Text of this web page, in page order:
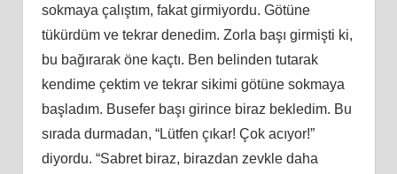
sokmaya çalıştım, fakat girmiyordu. Götüne
tükürdüm ve tekrar denedim. Zorla başı girmişti ki,
bu bağırarak öne kaçtı. Ben belinden tutarak
kendime çektim ve tekrar sikimi götüne sokmaya
başladım. Busefer başı girince biraz bekledim. Bu
sırada durmadan, “Lütfen çıkar! Çok acıyor!”
diyordu. “Sabret biraz, birazdan zevkle daha